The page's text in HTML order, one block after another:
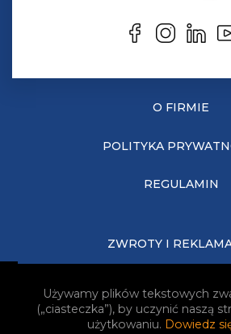
O FIRMIE
POLITYKA
REGULAMIN
ZWROTY I
JAK KUPOWAĆ?
Używamy plików tekstowych
(„ciasteczka”), by uczynić naszą
użytkowaniu. Dowiedz